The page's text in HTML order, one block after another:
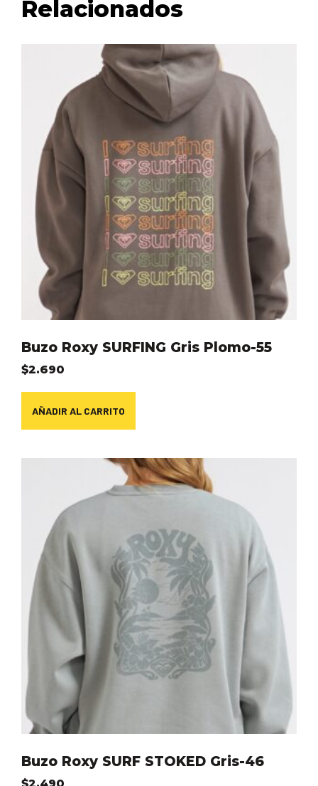
Relacionados
Buzo Roxy SURFING Gris Plomo-55
$2.690
AÑADIR AL CARRITO
Buzo Roxy SURF STOKED Gris-46